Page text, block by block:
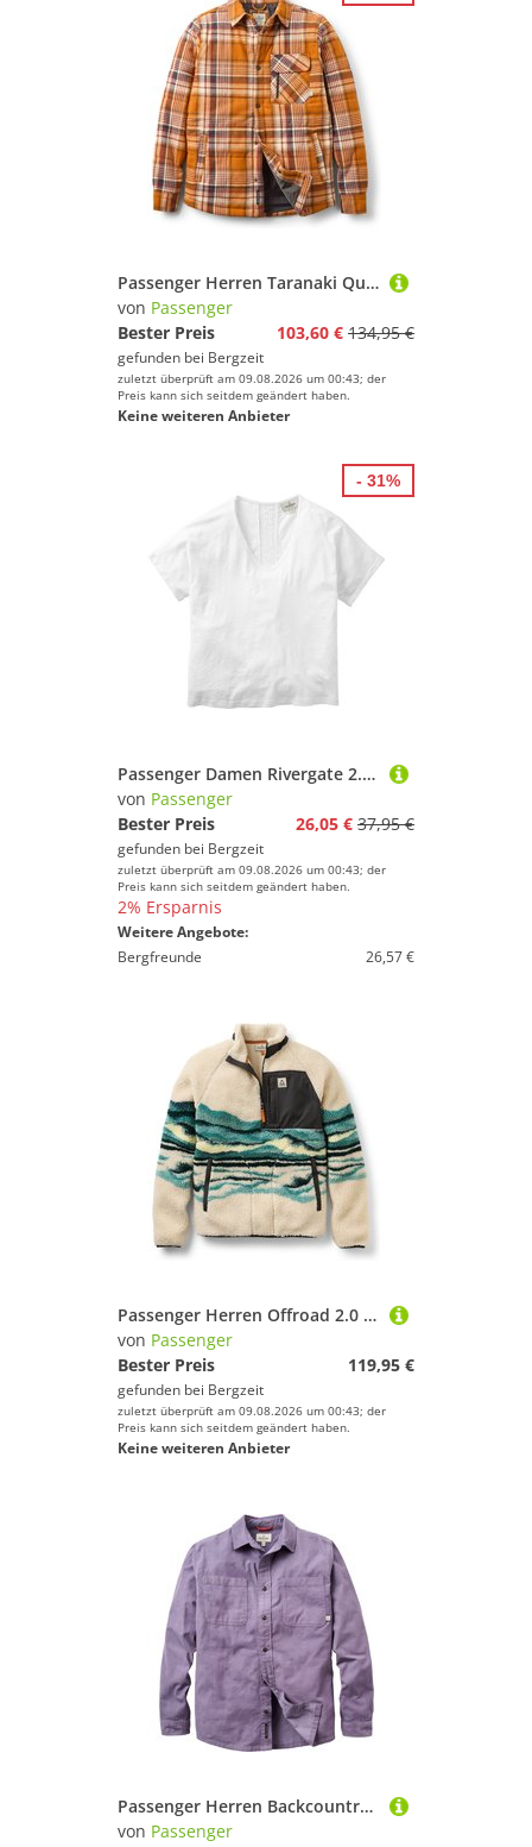
Passenger Herren Taranaki Quilted Hemd
von Passenger
Bester Preis
103,60 € 134,95 €
gefunden bei Bergzeit
zuletzt überprüft am 09.08.2026 um 00:43; der
Preis kann sich seitdem geändert haben.
Keine weiteren Anbieter
Passenger Damen Rivergate 2.0 T-Shirt
von Passenger
Bester Preis
26,05 € 37,95 €
gefunden bei Bergzeit
zuletzt überprüft am 09.08.2026 um 00:43; der
Preis kann sich seitdem geändert haben.
2% Ersparnis
Weitere Angebote:
Bergfreunde
26,57 €
- 31%
Passenger Herren Offroad 2.0 Sherpa 1/2 Zip Fleece Jacke
von Passenger
Bester Preis
119,95 €
gefunden bei Bergzeit
zuletzt überprüft am 09.08.2026 um 00:43; der
Preis kann sich seitdem geändert haben.
Keine weiteren Anbieter
Passenger Herren Backcountry Cord Hemd
von Passenger